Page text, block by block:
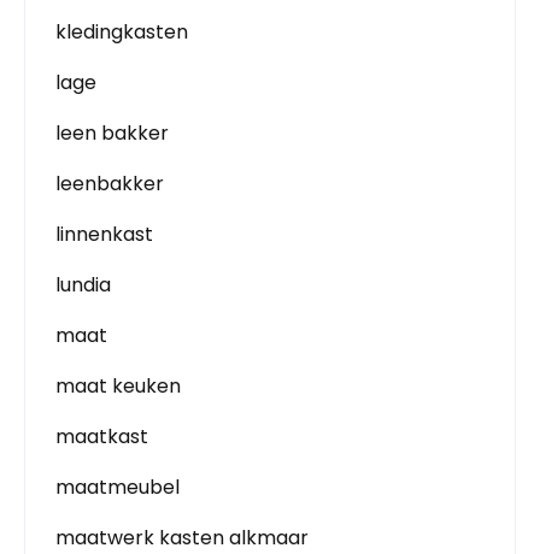
kledingkasten
lage
leen bakker
leenbakker
linnenkast
lundia
maat
maat keuken
maatkast
maatmeubel
maatwerk kasten alkmaar